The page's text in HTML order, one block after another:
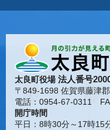
太良町役場法人番号
〒849-1698 佐賀県藤津
電話：0954-67-0311
開庁時間
平日：8時30分～17時15